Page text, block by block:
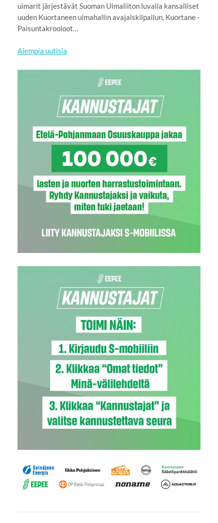
uimarit järjestävät Suoman Uimaliiton luvalla kansalliset
uuden Kuortaneen uimahallin avajaiskilpailun, Kuortane -
Paisuntakrooloot…
Aiempia uutisia